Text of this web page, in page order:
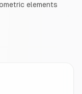
elements